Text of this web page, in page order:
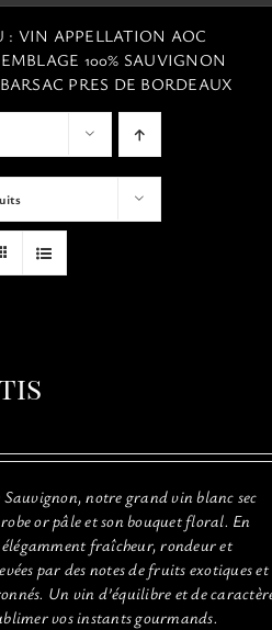
: VIN APPELLATION AOC
100% SAUVIGNON
PRES DE BORDEAUX
Sauvignon, notre grand vin blanc sec
or pâle et son bouquet floral. En
fraîcheur, rondeur et
par des notes de fruits exotiques et
Un vin d’équilibre et de
vos instants gourmands.